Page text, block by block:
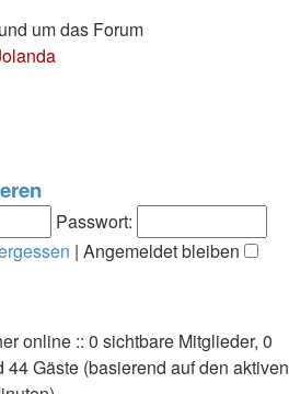
um das Forum
Passwort:
| Angemeldet bleiben
online :: 0 sichtbare Mitglieder, 0
Gäste (basierend auf den aktiven